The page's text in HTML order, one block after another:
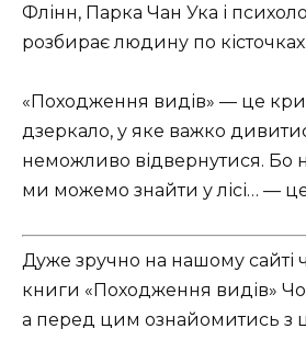
Флінн, Парка Чан Ука і
розбирає людину по кісточках.
«Походження видів» — це
дзеркало, у яке важко
неможливо відвернутися. Бо
ми можемо знайти у лісі… —
Дуже зручно на нашому сайті
книги «Походження видів»
а перед цим ознайомитись з